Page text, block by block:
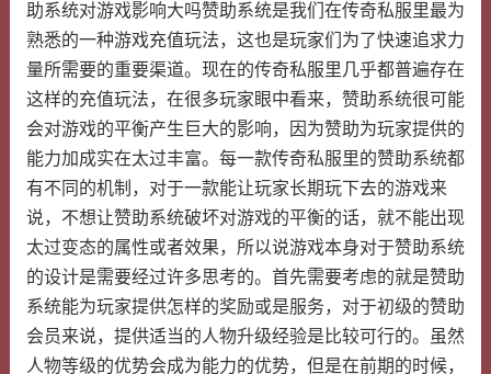
助系统对游戏影响大吗赞助系统是我们在传奇私服里最为
熟悉的一种游戏充值玩法，这也是玩家们为了快速追求力
量所需要的重要渠道。现在的传奇私服里几乎都普遍存在
这样的充值玩法，在很多玩家眼中看来，赞助系统很可能
会对游戏的平衡产生巨大的影响，因为赞助为玩家提供的
能力加成实在太过丰富。每一款传奇私服里的赞助系统都
有不同的机制，对于一款能让玩家长期玩下去的游戏来
说，不想让赞助系统破坏对游戏的平衡的话，就不能出现
太过变态的属性或者效果，所以说游戏本身对于赞助系统
的设计是需要经过许多思考的。首先需要考虑的就是赞助
系统能为玩家提供怎样的奖励或是服务，对于初级的赞助
会员来说，提供适当的人物升级经验是比较可行的。虽然
人物等级的优势会成为能力的优势，但是在前期的时候，